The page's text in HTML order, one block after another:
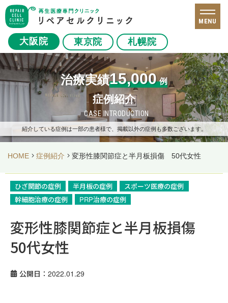
大阪院 東京院 札幌院
MENU
治療実績15,000 例
症例紹介
CASE INTRODUCTION
紹介している症例は一部の患者様で、掲載以外の症例も多数ございます。
HOME 症例紹介 変形性膝関節症と半月板損傷 50代女性
ひざ関節の症例 半月板の症例
スポーツ医療の症例
幹細胞治療の症例
PRP治療の症例
変形性膝関節症と半月板損傷
50代女性
公開日：2022.01.29